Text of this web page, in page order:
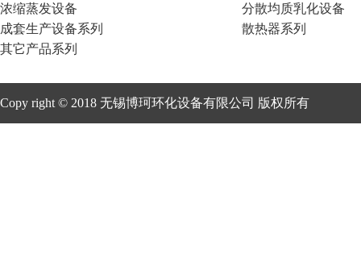
浓缩蒸发设备
分散均质乳化设备
成套生产设备系列
散热器系列
其它产品系列
Copy right © 2018 无锡博珂环化设备有限公司 版权所有